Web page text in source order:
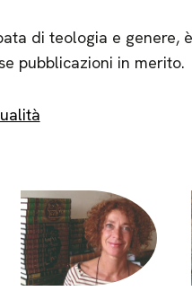
di teologia e
pubblicazioni in merito.